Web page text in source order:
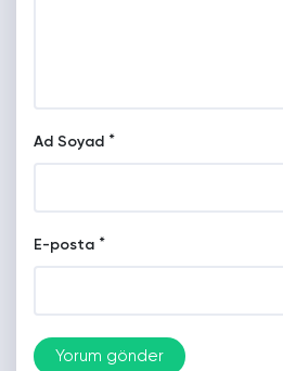
Ad Soyad *
E-posta *